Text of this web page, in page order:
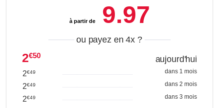
à partir de9.97
ou payez en 4x ?
2€50 aujourd'hui
2€49 dans 1 mois
2€49 dans 2 mois
2€49 dans 3 mois